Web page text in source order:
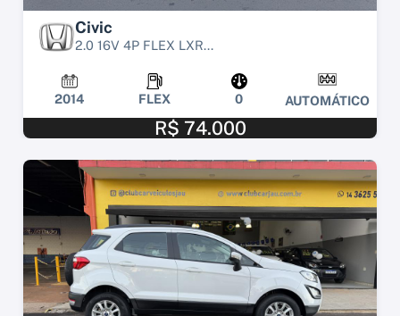
Civic
2.0 16V 4P FLEX LXR...
2014 FLEX 0 AUTOMÁTICO
R$ 74.000